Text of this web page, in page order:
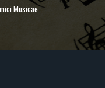
Musicae